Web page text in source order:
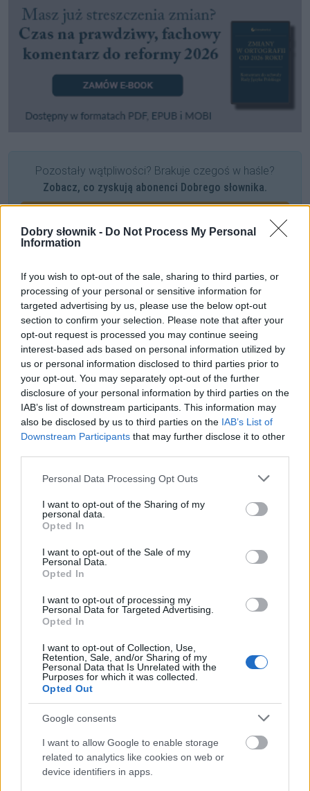
Dobry słownik - Do Not Process My Personal
Information
If you wish to opt-out of the sale, sharing to third parties, or
processing of your personal or sensitive information for
targeted advertising by us, please use the below opt-out
section to confirm your selection. Please note that after your
opt-out request is processed you may continue seeing
interest-based ads based on personal information utilized by
us or personal information disclosed to third parties prior to
your opt-out. You may separately opt-out of the further
disclosure of your personal information by third parties on the
IAB’s list of downstream participants. This information may
also be disclosed by us to third parties on the IAB’s List of
Downstream Participants that may further disclose it to other
Please note that this website/app uses one or more Google
not limited to your visit or usage behaviour. You may click to
grant or deny consent to Google and its third-party tags to
use your data for below specified purposes in below Google
consent section.
Personal Data Processing Opt Outs
I want to opt-out of the Sharing of my
personal data.
Opted In
I want to opt-out of the Sale of my
Personal Data.
Opted In
I want to opt-out of processing my
Personal Data for Targeted Advertising.
Opted In
I want to opt-out of Collection, Use,
Retention, Sale, and/or Sharing of my
Personal Data that Is Unrelated with the
Purposes for which it was collected.
Opted Out
Google consents
I want to allow Google to enable storage
related to analytics like cookies on web or
device identifiers in apps.
Pozostały wątpliwości? Brakuje czegoś w haśle?
Zobacz, co zyskują abonenci Dobrego słownika.
Często sprawdzane
Wieloznaczne słowo dziesiątek
Z punktu widzenia ilości kradzieży — czy to poprawnie?
Marsz po dopełniacz
Ciekawostki
kłamać — Pochodzenie polskiegokłamać
półpauza — Półpauza na blogu
Mogą Cię zainteresować również hasła
podawać w wątpliwość
oboje
okręt
rock and roll
buggy